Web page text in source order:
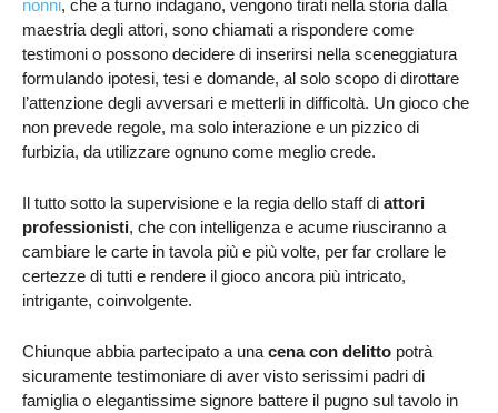
nonni, che a turno indagano, vengono tirati nella storia dalla
maestria degli attori, sono chiamati a rispondere come
testimoni o possono decidere di inserirsi nella sceneggiatura
formulando ipotesi, tesi e domande, al solo scopo di dirottare
l’attenzione degli avversari e metterli in difficoltà. Un gioco che
non prevede regole, ma solo interazione e un pizzico di
furbizia, da utilizzare ognuno come meglio crede.
Il tutto sotto la supervisione e la regia dello staff di attori
professionisti, che con intelligenza e acume riusciranno a
cambiare le carte in tavola più e più volte, per far crollare le
certezze di tutti e rendere il gioco ancora più intricato,
intrigante, coinvolgente.
Chiunque abbia partecipato a una cena con delitto potrà
sicuramente testimoniare di aver visto serissimi padri di
famiglia o elegantissime signore battere il pugno sul tavolo in